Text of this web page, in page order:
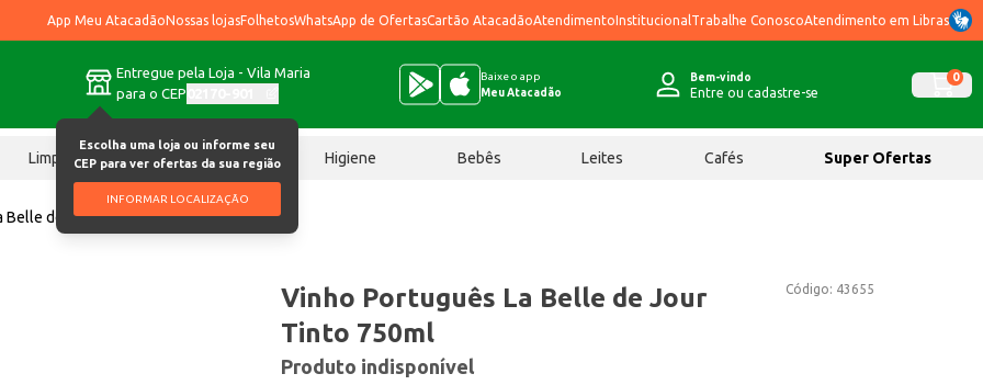
App Meu AtacadãoNossas lojasFolhetosWhatsApp de OfertasCartão AtacadãoAtendimentoInstitucional Trabalhe ConoscoAtendimento em Libras
Entregue pela Loja - Vila Maria
para o CEP
Escolha uma loja ou informe seu
CEP para ver ofertas da sua região
INFORMAR LOCALIZAÇÃO
Baixe o app
Meu Atacadão
Bem-vindo
Entre ou cadastre-se
0
Limpeza Chocolates Higiene Bebês Leites Cafés Super Ofertas
Belle de Jour Tinto 750ml
Código: 43655
Vinho Português La Belle de Jour
Tinto 750ml
Produto indisponível